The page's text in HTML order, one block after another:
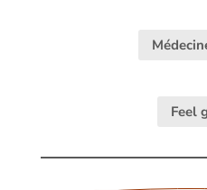
Feel